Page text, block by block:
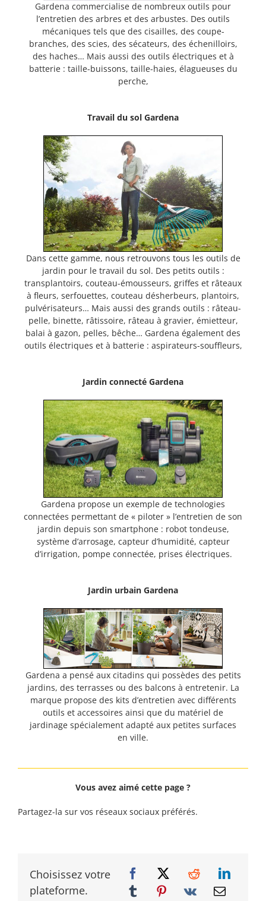
Gardena commercialise de nombreux outils pour
l’entretien des arbres et des arbustes. Des outils
mécaniques tels que des cisailles, des coupe-
branches, des scies, des sécateurs, des échenilloirs,
des haches… Mais aussi des outils électriques et à
batterie : taille-buissons, taille-haies, élagueuses du
perche,
Travail du sol Gardena
Dans cette gamme, nous retrouvons tous les outils de
jardin pour le travail du sol. Des petits outils :
transplantoirs, couteau-émousseurs, griffes et râteaux
à fleurs, serfouettes, couteau désherbeurs, plantoirs,
pulvérisateurs… Mais aussi des grands outils : râteau-
pelle, binette, râtissoire, râteau à gravier, émietteur,
balai à gazon, pelles, bêche… Gardena également des
outils électriques et à batterie : aspirateurs-souffleurs,
Jardin connecté Gardena
Gardena propose un exemple de technologies
connectées permettant de « piloter » l’entretien de son
jardin depuis son smartphone : robot tondeuse,
système d’arrosage, capteur d’humidité, capteur
d’irrigation, pompe connectée, prises électriques.
Jardin urbain Gardena
Gardena a pensé aux citadins qui possèdes des petits
jardins, des terrasses ou des balcons à entretenir. La
marque propose des kits d’entretien avec différents
outils et accessoires ainsi que du matériel de
jardinage spécialement adapté aux petites surfaces
en ville.
Vous avez aimé cette page ?
Partagez-la sur vos réseaux sociaux préférés.
Choisissez votre
plateforme.